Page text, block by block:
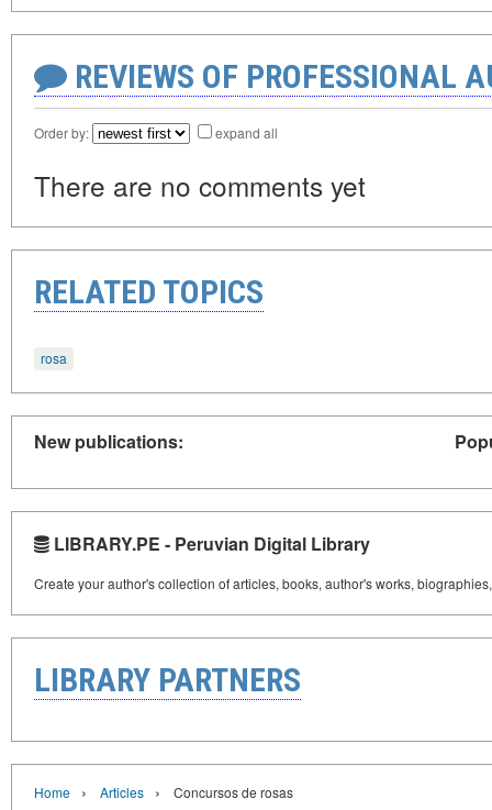
REVIEWS OF PROFESSIONAL
Order by: expand all
There are no comments yet
RELATED TOPICS
rosa
New publications:
LIBRARY.PE - Peruvian Digital Library
Create your author's collection of articles, books, author's works,
LIBRARY PARTNERS
Home › Articles › Concursos de rosas